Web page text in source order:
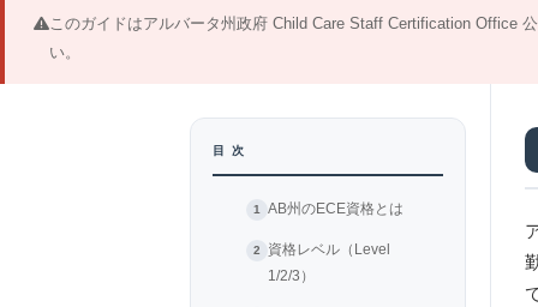
このガイドはアルバータ州政府 Child Care Staff Certification Office
い。
目 次
AB州のECE資格とは
資格レベル（Level
1/2/3）